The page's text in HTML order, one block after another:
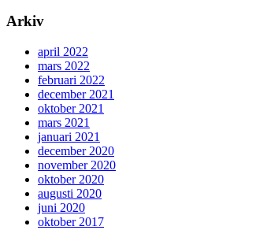
Arkiv
april 2022
mars 2022
februari 2022
december 2021
oktober 2021
mars 2021
januari 2021
december 2020
november 2020
oktober 2020
augusti 2020
juni 2020
oktober 2017